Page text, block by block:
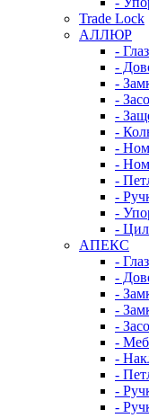
Trade Lock
АЛЛЮР
-
-
-
-
-
-
-
-
-
-
-
-
АПЕКС
-
-
-
-
-
-
-
-
-
-